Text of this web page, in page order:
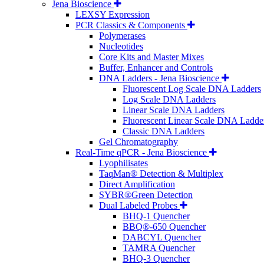
Jena Bioscience
LEXSY Expression
PCR Classics & Components
Polymerases
Nucleotides
Core Kits and Master Mixes
Buffer, Enhancer and Controls
DNA Ladders - Jena Bioscience
Fluorescent Log Scale DNA Ladders
Log Scale DNA Ladders
Linear Scale DNA Ladders
Fluorescent Linear Scale DNA
Classic DNA Ladders
Gel Chromatography
Real-Time qPCR - Jena Bioscience
Lyophilisates
TaqMan® Detection & Multiplex
Direct Amplification
SYBR®Green Detection
Dual Labeled Probes
BHQ-1 Quencher
BBQ®-650 Quencher
DABCYL Quencher
TAMRA Quencher
BHQ-3 Quencher